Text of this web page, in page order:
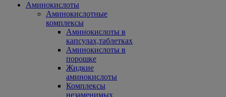
Аминокислоты
Аминокислотные
комплексы
Аминокислоты в
капсулах,таблетках
Аминокислоты в
порошке
Жидкие
аминокислоты
Комплексы
незаменимых